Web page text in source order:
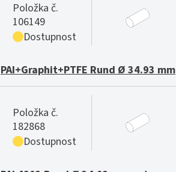
Položka č.
106149
Dostupnost
PAI+Graphit+PTFE Rund Ø 34.93 mm
Položka č.
182868
Dostupnost